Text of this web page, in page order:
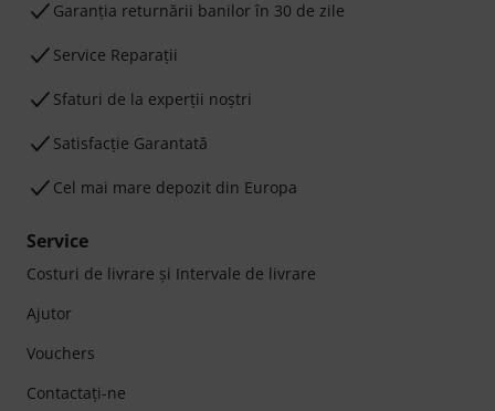
Garanţia returnării banilor în 30 de zile
Service Reparații
Sfaturi de la experții noștri
Satisfacție Garantată
Cel mai mare depozit din Europa
Service
Costuri de livrare şi Intervale de livrare
Ajutor
Vouchers
Contactaţi-ne